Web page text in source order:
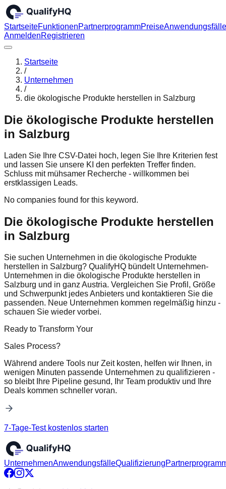
StartseiteFunktionenPartnerprogrammPreiseAnwendungsfälle
AnmeldenRegistrieren
Startseite
/
Unternehmen
/
die ökologische Produkte herstellen in Salzburg
Die ökologische Produkte herstellen
in Salzburg
Laden Sie Ihre CSV-Datei hoch, legen Sie Ihre Kriterien fest
und lassen Sie unsere KI den perfekten Treffer finden.
Schluss mit mühsamer Recherche - willkommen bei
erstklassigen Leads.
No companies found for this keyword.
Die ökologische Produkte herstellen
in Salzburg
Sie suchen Unternehmen in die ökologische Produkte
herstellen in Salzburg? QualifyHQ bündelt Unternehmen-
Unternehmen in die ökologische Produkte herstellen in
Salzburg und in ganz Austria. Vergleichen Sie Profil, Größe
und Schwerpunkt jedes Anbieters und kontaktieren Sie die
passenden. Neue Unternehmen kommen regelmäßig hinzu -
schauen Sie wieder vorbei.
Ready to Transform Your
Sales Process?
Während andere Tools nur Zeit kosten, helfen wir Ihnen, in
wenigen Minuten passende Unternehmen zu qualifizieren -
so bleibt Ihre Pipeline gesund, Ihr Team produktiv und Ihre
Deals kommen schneller voran.
7-Tage-Test kostenlos starten
UnternehmenAnwendungsfälleQualifizierung